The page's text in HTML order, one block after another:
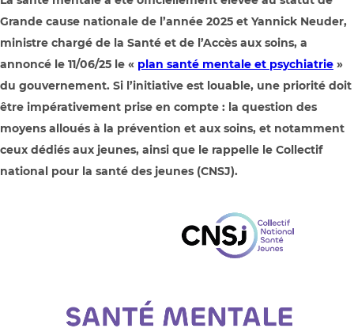
Grande cause nationale de l’année 2025 et Yannick Neuder,
ministre chargé de la Santé et de l’Accès aux soins, a
annoncé le 11/06/25 le « plan santé mentale et psychiatrie »
du gouvernement. Si l’initiative est louable, une priorité doit
être impérativement prise en compte : la question des
moyens alloués à la prévention et aux soins, et notamment
ceux dédiés aux jeunes, ainsi que le rappelle le Collectif
national pour la santé des jeunes (CNSJ).